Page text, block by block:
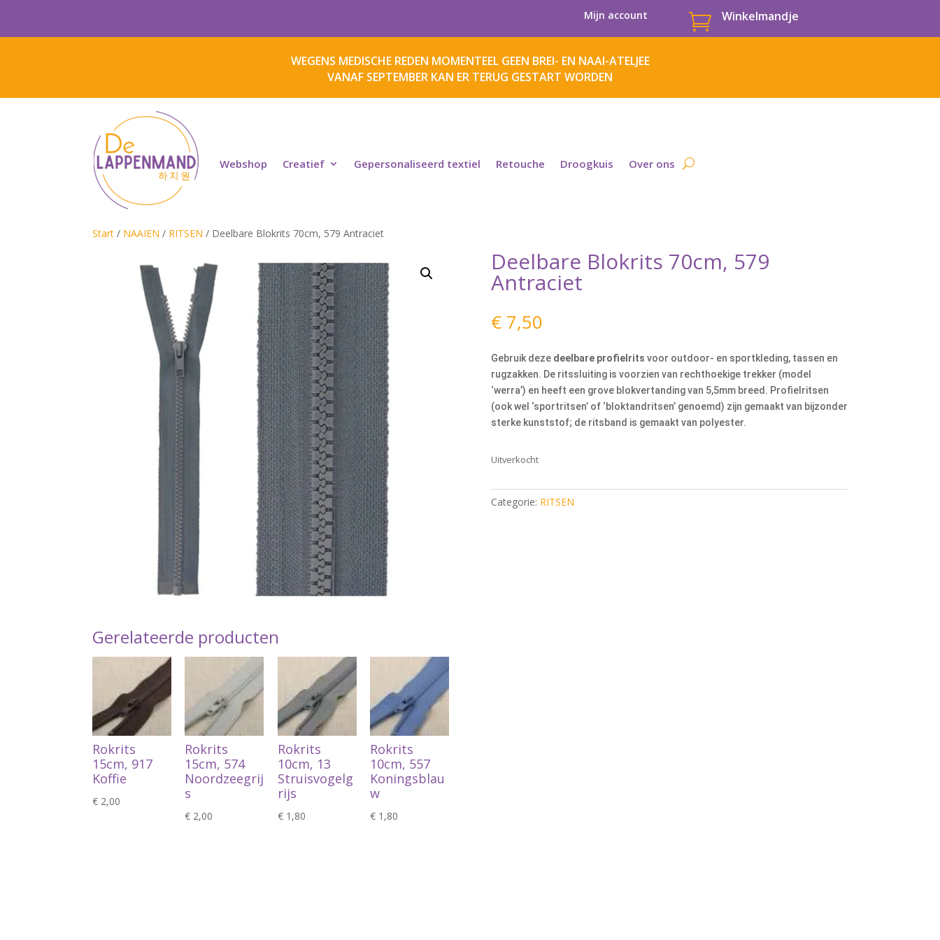
Mijn account  Winkelmandje
WEGENS MEDISCHE REDEN MOMENTEEL GEEN BREI- EN NAAI-ATELJEE
VANAF SEPTEMBER KAN ER TERUG GESTART WORDEN
Webshop Creatief Gepersonaliseerd textiel Retouche Droogkuis Over ons
Start / NAAIEN / RITSEN / Deelbare Blokrits 70cm, 579 Antraciet
Gerelateerde producten
Rokrits
15cm, 917
Koffie
€ 2,00
Rokrits
15cm, 574
Noordzeegrij
s
€ 2,00
Rokrits
10cm, 13
Struisvogelg
rijs
€1,80
Rokrits
10cm, 557
Koningsblau
w
€ 1,80
Deelbare Blokrits 70cm, 579
Antraciet
€7,50
Gebruik deze deelbare profielrits voor outdoor- en sportkleding, tassen en
rugzakken. De ritssluiting is voorzien van rechthoekige trekker (model
‘werra’) en heeft een grove blokvertanding van 5,5mm breed. Profielritsen
(ook wel ‘sportritsen’ of ‘bloktandritsen’ genoemd) zijn gemaakt van bijzonder
sterke kunststof; de ritsband is gemaakt van polyester.
Uitverkocht
Categorie: RITSEN